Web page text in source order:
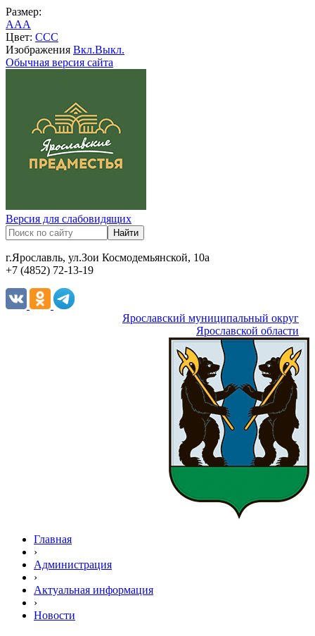
Размер:
AAA
Цвет: CCC
Изображения Вкл.Выкл.
Обычная версия сайта
Версия для слабовидящих
г.Ярославль, ул.Зои Космодемьянской, 10а
+7 (4852) 72-13-19
Ярославский муниципальный округ
Ярославской области
Главная
›
Администрация
›
Актуальная информация
›
Новости